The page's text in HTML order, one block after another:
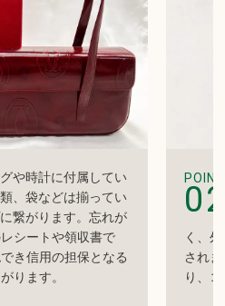
や時計に付属してい
、袋などは揃ってい
繋がります。忘れが
シートや領収書で
き信用の担保となる
ります。
POINT
く、
され
り、